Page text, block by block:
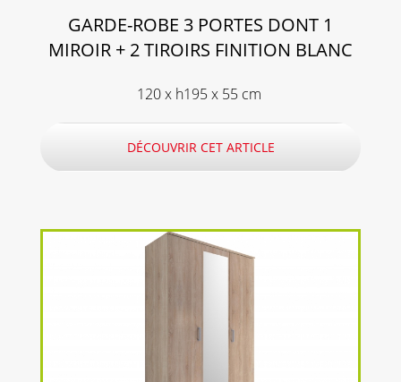
GARDE-ROBE 3 PORTES DONT 1
MIROIR + 2 TIROIRS FINITION BLANC
120 x h195 x 55 cm
DÉCOUVRIR CET ARTICLE